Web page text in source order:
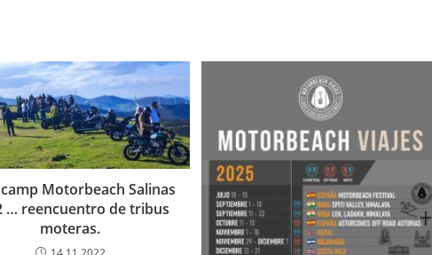
Motorbeach Salinas
… reencuentro de tribus
moteras.